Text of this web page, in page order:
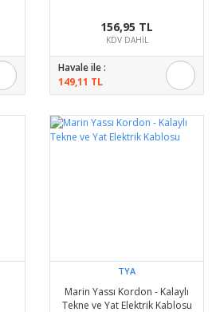
156,95 TL
KDV DAHİL
Havale ile :
149,11 TL
TYA
Marin Yassı Kordon - Kalaylı
Tekne ve Yat Elektrik Kablosu